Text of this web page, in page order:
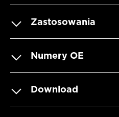
Zastosowania
Numery OE
Download